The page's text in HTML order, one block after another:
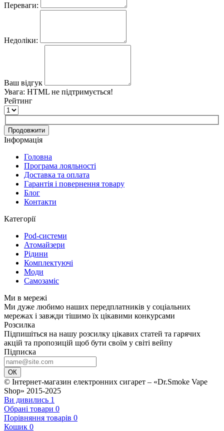
Переваги:
Недоліки:
Ваш відгук
Увага: HTML не підтримується!
Рейтинг
Продовжити
Інформація
Головна
Програма лояльності
Доставка та оплата
Гарантія і повернення товару
Блог
Контакти
Категорії
Pod-системи
Атомайзери
Рідини
Комплектуючі
Моди
Самозаміс
Ми в мережі
Ми дуже любимо наших передплатників у соціальних
мережах і завжди тішимо їх цікавими конкурсами
Розсилка
Підпишіться на нашу розсилку цікавих статей та гарячих
акцій та пропозицій щоб бути своїм у світі вейпу
Підписка
ОК
© Інтернет-магазин електронних сигарет – «Dr.Smoke Vape
Shop» 2015-2025
Ви дивились 1
Обрані товари 0
Порівняння товарів 0
Кошик 0